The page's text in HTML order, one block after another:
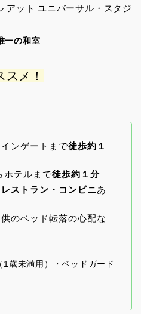
アット ユニバーサル・スタジ
一の和室
スメ！
ンゲートまで徒歩約１
ホテルまで徒歩約１分
ストラン・コンビニあ
のベッド転落の心配な
歳未満用）・ベッドガード